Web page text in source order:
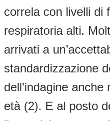
correla con livelli di
respiratoria alti.
arrivati a
standardizzazione
dell’indagine
età (2). E al posto